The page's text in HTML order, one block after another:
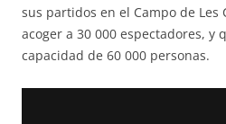
sus partidos en el Campo de
acoger a 30 000 espectadores, y
capacidad de 60 000 personas.